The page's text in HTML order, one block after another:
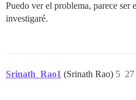
Puedo ver el problema, parece
investigaré.
Srinath_Rao1 (Srinath Rao) 5